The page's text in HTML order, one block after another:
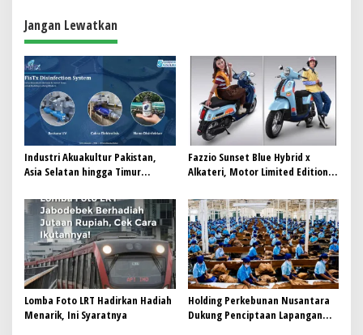
a
s
i
p
o
s
Jangan Lewatkan
Industri Akuakultur Pakistan,
Asia Selatan hingga Timur
Terlengkap dari Indonesia
Fazzio Sunset Blue Hybrid x
Alkateri, Motor Limited Edition
Future Lo
Lomba Foto LRT Hadirkan Hadiah
Menarik, Ini Syaratnya
Holding Perkebunan Nusantara
Dukung Penciptaan Lapangan